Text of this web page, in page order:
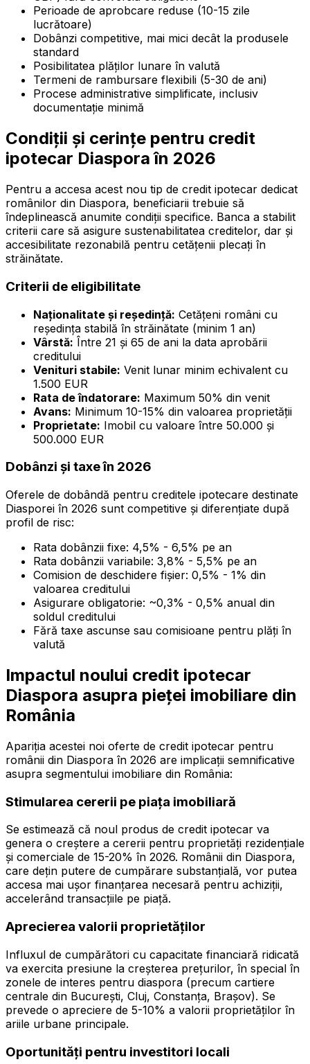
Perioade de aprobcare reduse (10-15 zile
lucrătoare)
Dobânzi competitive, mai mici decât la produsele
standard
Posibilitatea plăților lunare în valută
Termeni de rambursare flexibili (5-30 de ani)
Procese administrative simplificate, inclusiv
documentație minimă
Condiții și cerințe pentru credit
ipotecar Diaspora în 2026
Pentru a accesa acest nou tip de credit ipotecar dedicat
românilor din Diaspora, beneficiarii trebuie să
îndeplinească anumite condiții specifice. Banca a stabilit
criterii care să asigure sustenabilitatea creditelor, dar și
accesibilitate rezonabilă pentru cetățenii plecați în
străinătate.
Criterii de eligibilitate
Naționalitate și reşedință: Cetățeni români cu
reședința stabilă în străinătate (minim 1 an)
Vârstă: Între 21 și 65 de ani la data aprobării
creditului
Venituri stabile: Venit lunar minim echivalent cu
1.500 EUR
Rata de îndatorare: Maximum 50% din venit
Avans: Minimum 10-15% din valoarea proprietății
Proprietate: Imobil cu valoare între 50.000 și
500.000 EUR
Dobânzi și taxe în 2026
Oferele de dobândă pentru creditele ipotecare destinate
Diasporei în 2026 sunt competitive și diferențiate după
profil de risc:
Rata dobânzii fixe: 4,5% - 6,5% pe an
Rata dobânzii variabile: 3,8% - 5,5% pe an
Comision de deschidere fişier: 0,5% - 1% din
valoarea creditului
Asigurare obligatorie: ~0,3% - 0,5% anual din
soldul creditului
Fără taxe ascunse sau comisioane pentru plăți în
valută
Impactul noului credit ipotecar
Diaspora asupra pieței imobiliare din
România
Apariția acestei noi oferte de credit ipotecar pentru
românii din Diaspora în 2026 are implicații semnificative
asupra segmentului imobiliare din România:
Stimularea cererii pe piața imobiliară
Se estimează că noul produs de credit ipotecar va
genera o creștere a cererii pentru proprietăți rezidențiale
și comerciale de 15-20% în 2026. Românii din Diaspora,
care dețin putere de cumpărare substanțială, vor putea
accesa mai ușor finanțarea necesară pentru achiziții,
accelerând transacțiile pe piață.
Aprecierea valorii proprietăților
Influxul de cumpărători cu capacitate financiară ridicată
va exercita presiune la creșterea prețurilor, în special în
zonele de interes pentru diaspora (precum cartiere
centrale din București, Cluj, Constanța, Brașov). Se
prevede o apreciere de 5-10% a valorii proprietăților în
ariile urbane principale.
Oportunități pentru investitori locali